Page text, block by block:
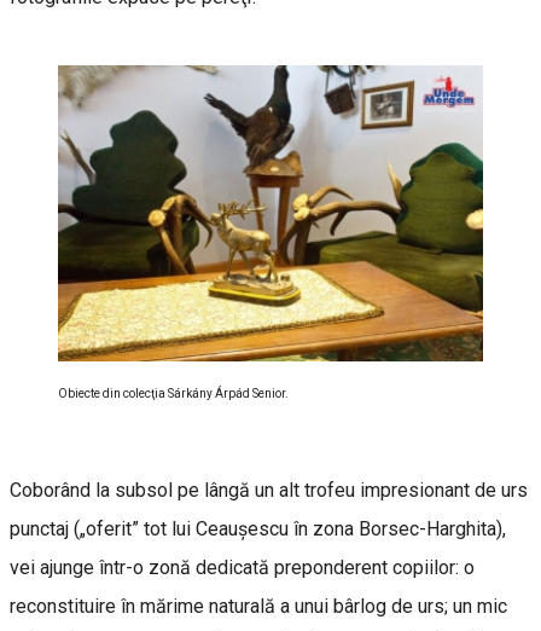
Obiecte din colecţia Sárkány Árpád Senior.
Coborând la subsol pe lângă un alt trofeu impresionant de urs
punctaj („oferit” tot lui Ceauşescu în zona Borsec-Harghita),
vei ajunge într-o zonă dedicată preponderent copiilor: o
reconstituire în mărime naturală a unui bârlog de urs; un mic